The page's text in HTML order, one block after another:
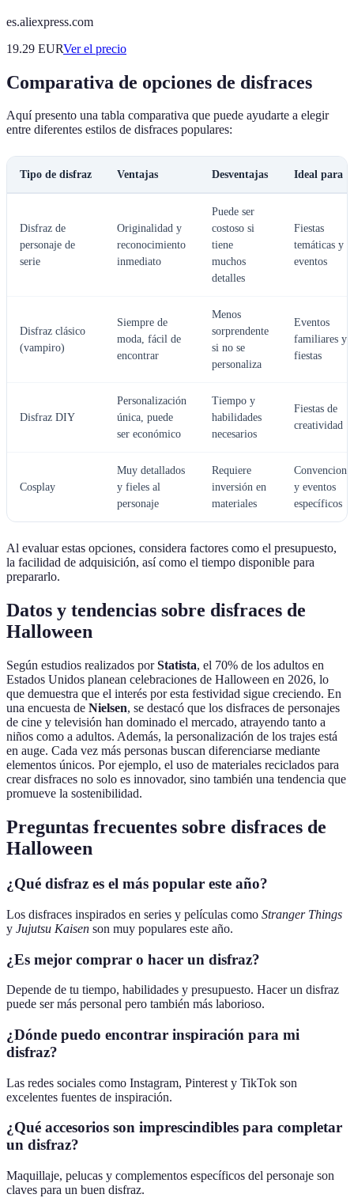
es.aliexpress.com
19.29 EURVer el precio
Comparativa de opciones de disfraces
Aquí presento una tabla comparativa que puede ayudarte a elegir
entre diferentes estilos de disfraces populares:
Tipo de disfraz Ventajas Desventajas Ideal para
Disfraz de
personaje de
serie
Originalidad y
reconocimiento
inmediato
Puede ser
costoso si
tiene
muchos
detalles
Fiestas
temáticas y
eventos
Disfraz clásico
(vampiro)
Siempre de
moda, fácil de
encontrar
Menos
sorprendente
si no se
personaliza
Eventos
familiares y
fiestas
Disfraz DIY
Personalización
única, puede
ser económico
Tiempo y
habilidades
necesarios
Fiestas de
creatividad
Cosplay
Muy detallados
y fieles al
personaje
Requiere
inversión en
materiales
y eventos
específicos
Al evaluar estas opciones, considera factores como el presupuesto,
la facilidad de adquisición, así como el tiempo disponible para
prepararlo.
Datos y tendencias sobre disfraces de
Halloween
Según estudios realizados porStatista, el 70% de los adultos en
Estados Unidos planean celebraciones de Halloween en 2026, lo
que demuestra que el interés por esta festividad sigue creciendo. En
una encuesta de Nielsen, se destacó que los disfraces de personajes
de cine y televisión han dominado el mercado, atrayendo tanto a
niños como a adultos. Además, la personalización de los trajes está
en auge. Cada vez más personas buscan diferenciarse mediante
elementos únicos. Por ejemplo, el uso de materiales reciclados para
crear disfraces no solo es innovador, sino también una tendencia que
promueve la sostenibilidad.
Preguntas frecuentes sobre disfraces de
Halloween
¿Qué disfraz es el más popular este año?
Los disfraces inspirados en series y películas como Stranger Things
y Jujutsu Kaisen son muy populares este año.
¿Es mejor comprar o hacer un disfraz?
Depende de tu tiempo, habilidades y presupuesto. Hacer un disfraz
puede ser más personal pero también más laborioso.
¿Dónde puedo encontrar inspiración para mi
disfraz?
Las redes sociales como Instagram, Pinterest y TikTok son
excelentes fuentes de inspiración.
¿Qué accesorios son imprescindibles para completar
un disfraz?
Maquillaje, pelucas y complementos específicos del personaje son
claves para un buen disfraz.